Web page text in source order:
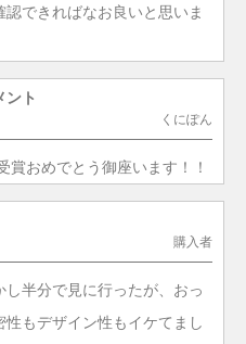
できればなお良いと思いま
ント
くにぽん
おめでとう御座います！！
購入者
半分で見に行ったが、おっ
もデザイン性もイケてまし